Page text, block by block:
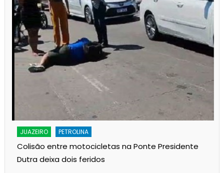
JUAZEIRO PETROLINA
Colisão entre motocicletas na Ponte Presidente
Dutra deixa dois feridos